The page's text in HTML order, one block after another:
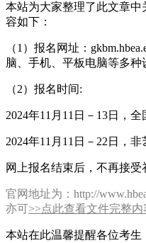
本站为大家整理了此文章
容如下：
（1）报名网址：
脑、手机、平板电脑等多种
（2）报名时间:
2024年11月11日－13日，
2024年11月11日－22日，非
网上报名结束后，不再接受
官网地址为：http://
亦可>>点此查看文件完整内
本站在此温馨提醒各位考